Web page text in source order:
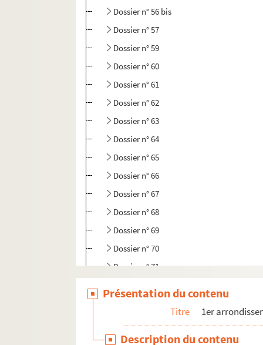
Dossier n° 56 bis
Dossier n° 57
Dossier n° 59
Dossier n° 60
Dossier n° 61
Dossier n° 62
Dossier n° 63
Dossier n° 64
Dossier n° 65
Dossier n° 66
Dossier n° 67
Dossier n° 68
Dossier n° 69
Dossier n° 70
Dossier n° 71
Dossier n° 75
Présentation du contenu
Titre 1er
Description du contenu